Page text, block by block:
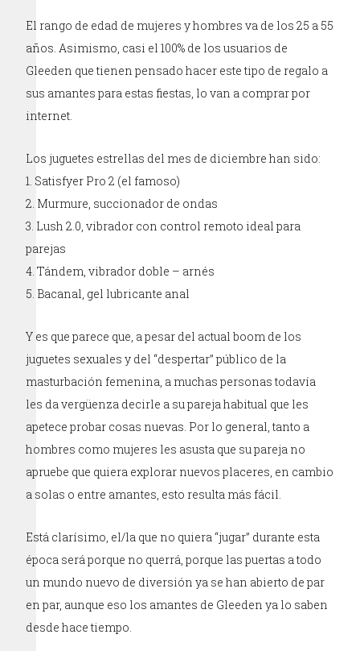
El rango de edad de mujeres y hombres va de los 25 a 55
años. Asimismo, casi el 100% de los usuarios de
Gleeden que tienen pensado hacer este tipo de regalo a
sus amantes para estas fiestas, lo van a comprar por
internet.
Los juguetes estrellas del mes de diciembre han sido:
1. Satisfyer Pro 2 (el famoso)
2. Murmure, succionador de ondas
3. Lush 2.0, vibrador con control remoto ideal para
parejas
4. Tándem, vibrador doble – arnés
5. Bacanal, gel lubricante anal
Y es que parece que, a pesar del actual boom de los
juguetes sexuales y del “despertar” público de la
masturbación femenina, a muchas personas todavía
les da vergüenza decirle a su pareja habitual que les
apetece probar cosas nuevas. Por lo general, tanto a
hombres como mujeres les asusta que su pareja no
apruebe que quiera explorar nuevos placeres, en cambio
a solas o entre amantes, esto resulta más fácil.
Está clarísimo, el/la que no quiera “jugar” durante esta
época será porque no querrá, porque las puertas a todo
un mundo nuevo de diversión ya se han abierto de par
en par, aunque eso los amantes de Gleeden ya lo saben
desde hace tiempo.